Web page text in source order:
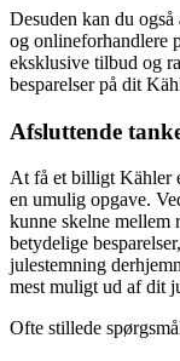
Desuden kan du
og onlineforhandlere
eksklusive tilbud og
besparelser på dit
Afsluttende
At få et billigt Kähler
en umulig opgave.
kunne skelne mellem
betydelige
julestemning
mest muligt ud af dit
Ofte stillede